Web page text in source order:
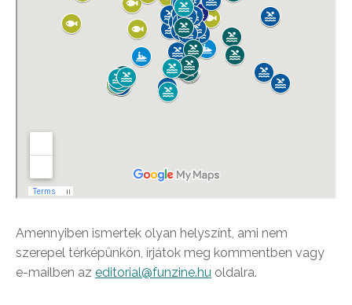
Amennyiben ismertek olyan helyszínt, ami nem
szerepel térképünkön, írjátok meg kommentben vagy
e-mailben az editorial@funzine.hu oldalra.